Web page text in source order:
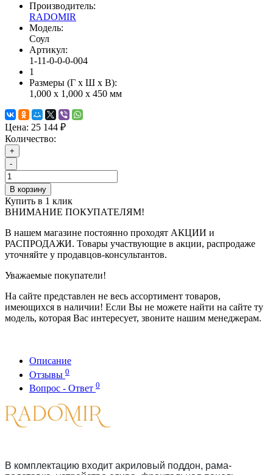
Производитель:
RADOMIR
Модель:
Соул
Артикул:
1-11-0-0-0-004
1
Размеры (Г x Ш x В):
1,000 x 1,000 x 450 мм
Цена: 25 144 ₽
Количество:
+
-
В корзину
Купить в 1 клик
ВНИМАНИЕ ПОКУПАТЕЛЯМ!
В нашем магазине постоянно проходят АКЦИИ и
РАСПРОДАЖИ. Товары участвующие в акции, распродаже
уточняйте у продавцов-консультантов.
Уважаемые покупатели!
На сайте представлен не весь ассортимент товаров,
имеющихся в наличии! Если Вы не можете найти на сайте ту
модель, которая Вас интересует, звоните нашим менеджерам.
Описание
Отзывы 0
Вопрос - Ответ 0
В комплектацию входит акриловый поддон, рама-